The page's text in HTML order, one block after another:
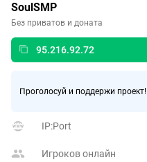
SoulSMP
Без приватов и доната
95.216.92.72
Проголосуй и поддержи проект!
IP:Port
Игроков онлайн